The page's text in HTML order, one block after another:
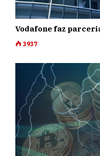
Vodafone faz
3937